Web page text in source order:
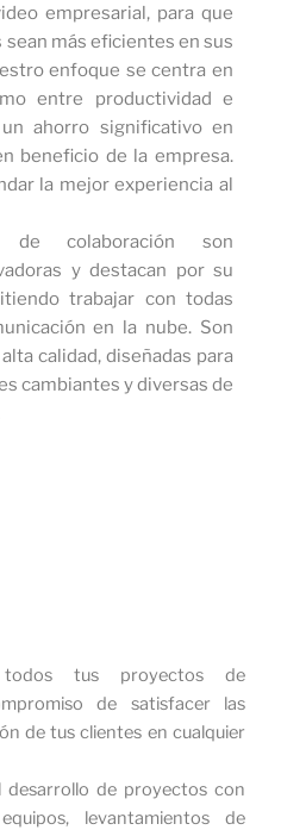
empresarial, para que
más eficientes en sus
enfoque se centra en
entre productividad e
ahorro significativo en
beneficio de la empresa.
la mejor experiencia al
de colaboración son
y destacan por su
trabajar con todas
en la nube. Son
calidad, diseñadas para
cambiantes y diversas de
todos tus proyectos de
de satisfacer las
de tus clientes en cualquier
desarrollo de proyectos con
levantamientos de